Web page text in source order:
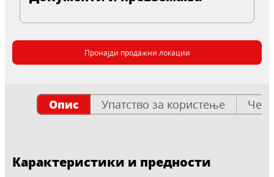
Пронајди продажни локации
Опис Упатство за користење
Карактеристики и предности